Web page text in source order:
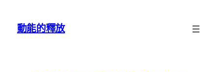
動能的釋放